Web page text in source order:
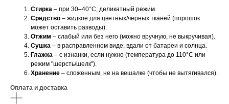
Стирка – при 30–40°C, деликатный режим.
Средство – жидкое для цветных/черных тканей (порошок
может оставить разводы).
Отжим – слабый или без него (можно вручную, не выкручивая).
Сушка – в расправленном виде, вдали от батареи и солнца.
Глажка – с изнанки, если нужно (температура до 110°C или
режим "шерсть/шелк").
Хранение – сложенным, не на вешалке (чтобы не вытягивался).
Оплата и доставка